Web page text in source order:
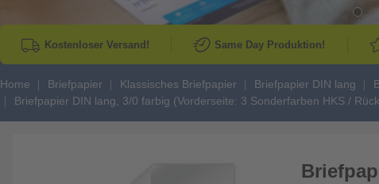
Kostenloser Versand! Same Day Produktion!
Home Briefpapier Klassisches Briefpapier Briefpapier DIN lang
Briefpapier DIN lang, 3/0 farbig (Vorderseite: 3 Sonderfarben HKS /